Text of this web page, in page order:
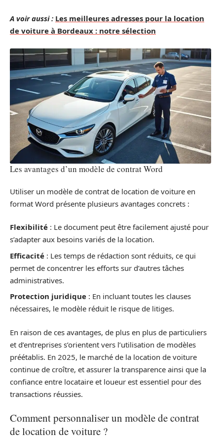
A voir aussi : Les meilleures adresses pour la location
de voiture à Bordeaux : notre sélection
Les avantages d’un modèle de contrat Word
Utiliser un modèle de contrat de location de voiture en
format Word présente plusieurs avantages concrets :
Flexibilité : Le document peut être facilement ajusté pour
s’adapter aux besoins variés de la location.
Efficacité : Les temps de rédaction sont réduits, ce qui
permet de concentrer les efforts sur d’autres tâches
administratives.
Protection juridique : En incluant toutes les clauses
nécessaires, le modèle réduit le risque de litiges.
En raison de ces avantages, de plus en plus de particuliers
et d’entreprises s’orientent vers l’utilisation de modèles
préétablis. En 2025, le marché de la location de voiture
continue de croître, et assurer la transparence ainsi que la
confiance entre locataire et loueur est essentiel pour des
transactions réussies.
Comment personnaliser un modèle de contrat
de location de voiture ?